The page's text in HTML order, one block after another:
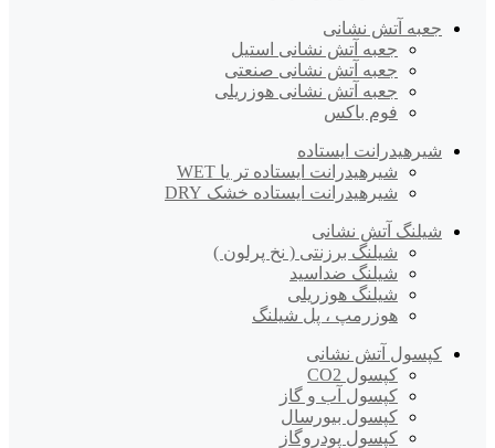
جعبه آتش نشانی
جعبه آتش نشانی استیل
جعبه آتش نشانی صنعتی
جعبه آتش نشانی هوزریلی
فوم باکس
شیرهیدرانت ایستاده
شیرهیدرانت ایستاده تر یا WET
شیرهیدرانت ایستاده خشک DRY
شیلنگ آتش نشانی
شیلنگ برزنتی ( نخ پرلون )
شیلنگ ضداسید
شیلنگ هوزریلی
هوزرمپ ، پل شیلنگ
کپسول آتش نشانی
کپسول CO2
کپسول آب و گاز
کپسول بیورسال
کپسول پودروگاز